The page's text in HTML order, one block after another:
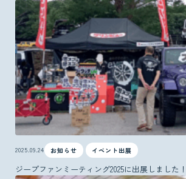
2025.09.24 お知らせ イベント出展
ジープファンミーティング2025に出展しました！